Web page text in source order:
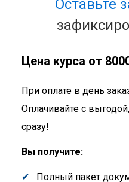
Оставьте
Цена курса от
При оплате в день
Оплачивайте с
сразу!
Вы получите:
Полный пакет